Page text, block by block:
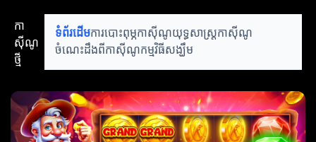
កា
ស៊ីណូ
ថ្មី
ទំព័រដើមការបោះពុម្ភកាស៊ីណូយុទ្ធសាស្ត្រកាស៊ីណូ
ចំណេះដឹងពីកាស៊ីណូកម្មវិធីសង្ឃឹម